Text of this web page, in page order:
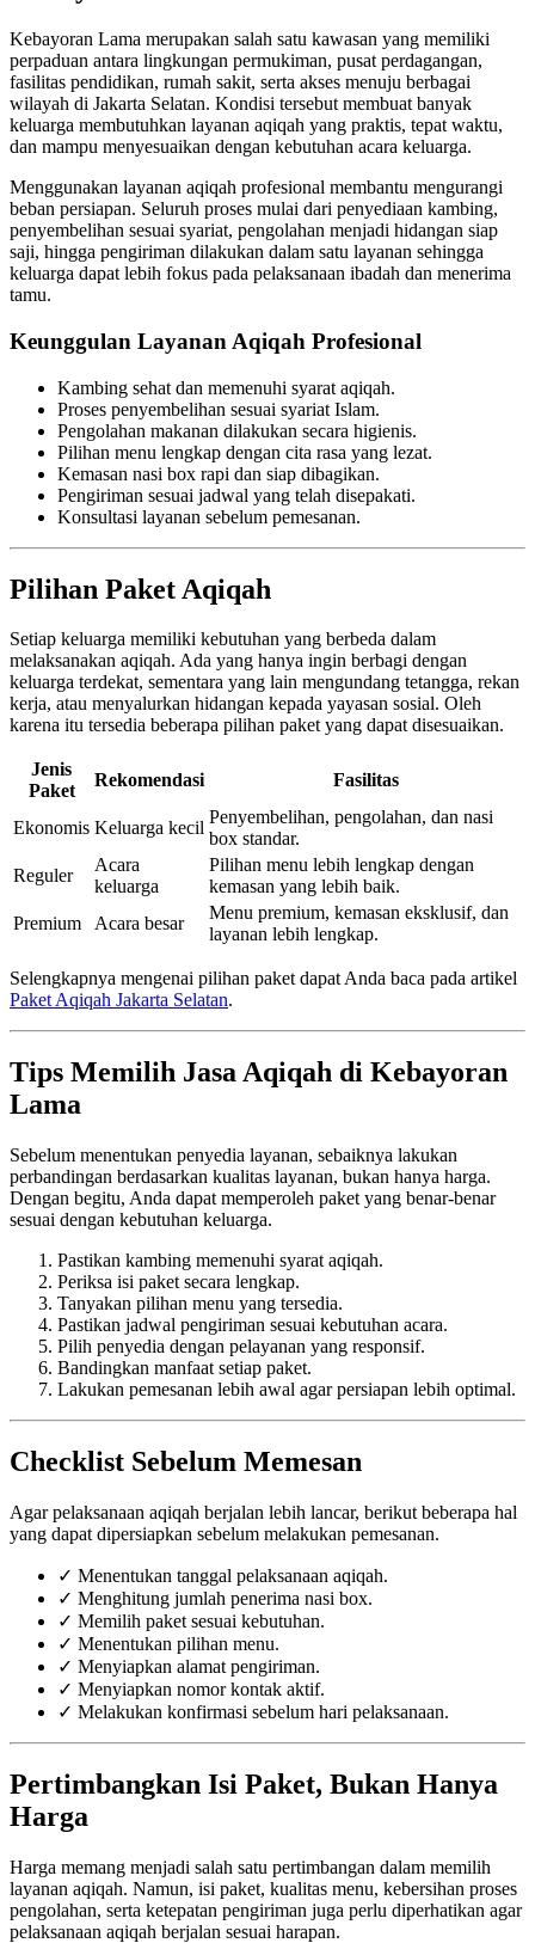
Kebayoran Lama merupakan salah satu kawasan yang memiliki
perpaduan antara lingkungan permukiman, pusat perdagangan,
fasilitas pendidikan, rumah sakit, serta akses menuju berbagai
wilayah di Jakarta Selatan. Kondisi tersebut membuat banyak
keluarga membutuhkan layanan aqiqah yang praktis, tepat waktu,
dan mampu menyesuaikan dengan kebutuhan acara keluarga.
Menggunakan layanan aqiqah profesional membantu mengurangi
beban persiapan. Seluruh proses mulai dari penyediaan kambing,
penyembelihan sesuai syariat, pengolahan menjadi hidangan siap
saji, hingga pengiriman dilakukan dalam satu layanan sehingga
keluarga dapat lebih fokus pada pelaksanaan ibadah dan menerima
tamu.
Keunggulan Layanan Aqiqah Profesional
Kambing sehat dan memenuhi syarat aqiqah.
Proses penyembelihan sesuai syariat Islam.
Pengolahan makanan dilakukan secara higienis.
Pilihan menu lengkap dengan cita rasa yang lezat.
Kemasan nasi box rapi dan siap dibagikan.
Pengiriman sesuai jadwal yang telah disepakati.
Konsultasi layanan sebelum pemesanan.
Pilihan Paket Aqiqah
Setiap keluarga memiliki kebutuhan yang berbeda dalam
melaksanakan aqiqah. Ada yang hanya ingin berbagi dengan
keluarga terdekat, sementara yang lain mengundang tetangga, rekan
kerja, atau menyalurkan hidangan kepada yayasan sosial. Oleh
karena itu tersedia beberapa pilihan paket yang dapat disesuaikan.
Jenis
Paket
Rekomendasi Fasilitas
Ekonomis Keluarga kecil
Penyembelihan, pengolahan, dan nasi
box standar.
Reguler
Acara
keluarga
Pilihan menu lebih lengkap dengan
kemasan yang lebih baik.
Premium
Acara besar
Menu premium, kemasan eksklusif, dan
layanan lebih lengkap.
Selengkapnya mengenai pilihan paket dapat Anda baca pada artikel
Paket Aqiqah Jakarta Selatan.
Tips Memilih Jasa Aqiqah di Kebayoran
Lama
Sebelum menentukan penyedia layanan, sebaiknya lakukan
perbandingan berdasarkan kualitas layanan, bukan hanya harga.
Dengan begitu, Anda dapat memperoleh paket yang benar-benar
sesuai dengan kebutuhan keluarga.
Pastikan kambing memenuhi syarat aqiqah.
Periksa isi paket secara lengkap.
Tanyakan pilihan menu yang tersedia.
Pastikan jadwal pengiriman sesuai kebutuhan acara.
Pilih penyedia dengan pelayanan yang responsif.
Bandingkan manfaat setiap paket.
Lakukan pemesanan lebih awal agar persiapan lebih optimal.
Checklist Sebelum Memesan
Agar pelaksanaan aqiqah berjalan lebih lancar, berikut beberapa hal
yang dapat dipersiapkan sebelum melakukan pemesanan.
✓ Menentukan tanggal pelaksanaan aqiqah.
✓ Menghitung jumlah penerima nasi box.
✓ Memilih paket sesuai kebutuhan.
✓ Menentukan pilihan menu.
✓ Menyiapkan alamat pengiriman.
✓ Menyiapkan nomor kontak aktif.
✓ Melakukan konfirmasi sebelum hari pelaksanaan.
Pertimbangkan Isi Paket, Bukan Hanya
Harga
Harga memang menjadi salah satu pertimbangan dalam memilih
layanan aqiqah. Namun, isi paket, kualitas menu, kebersihan proses
pengolahan, serta ketepatan pengiriman juga perlu diperhatikan agar
pelaksanaan aqiqah berjalan sesuai harapan.